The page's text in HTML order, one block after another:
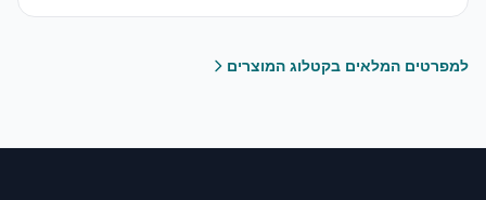
למפרטים המלאים בקטלוג המוצרים